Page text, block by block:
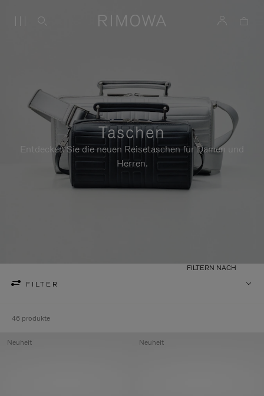
Taschen
Entdecken Sie die neuen Reisetaschen für Damen und
Herren.
FILTER
FILTERN NACH
46 produkte
Neuheit Neuheit